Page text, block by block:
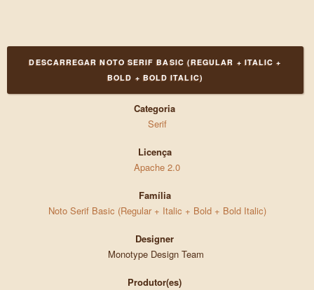
DESCARREGAR NOTO SERIF BASIC (REGULAR + ITALIC +
BOLD + BOLD ITALIC)
Categoria
Serif
Licença
Apache 2.0
Família
Noto Serif Basic (Regular + Italic + Bold + Bold Italic)
Designer
Monotype Design Team
Produtor(es)